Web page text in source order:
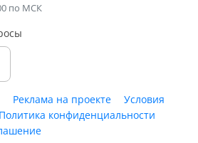
по МСК
Реклама на проекте
Условия
Политика конфиденциальности